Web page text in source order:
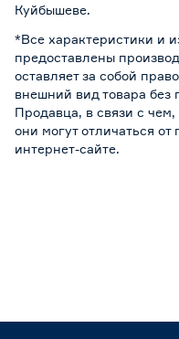
Куйбышеве.
*Все характеристики и
предоставлены
оставляет за собой
внешний вид товара без
Продавца, в связи с
они могут отличаться
интернет-сайте.